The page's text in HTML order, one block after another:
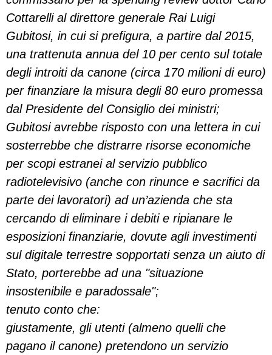
Cottarelli al direttore generale Rai Luigi
Gubitosi, in cui si prefigura, a partire dal 2015,
una trattenuta annua del 10 per cento sul totale
degli introiti da canone (circa 170 milioni di euro)
per finanziare la misura degli 80 euro promessa
dal Presidente del Consiglio dei ministri;
Gubitosi avrebbe risposto con una lettera in cui
sosterrebbe che distrarre risorse economiche
per scopi estranei al servizio pubblico
radiotelevisivo (anche con rinunce e sacrifici da
parte dei lavoratori) ad un’azienda che sta
cercando di eliminare i debiti e ripianare le
esposizioni finanziarie, dovute agli investimenti
sul digitale terrestre sopportati senza un aiuto di
Stato, porterebbe ad una "situazione
insostenibile e paradossale";
tenuto conto che:
giustamente, gli utenti (almeno quelli che
pagano il canone) pretendono un servizio